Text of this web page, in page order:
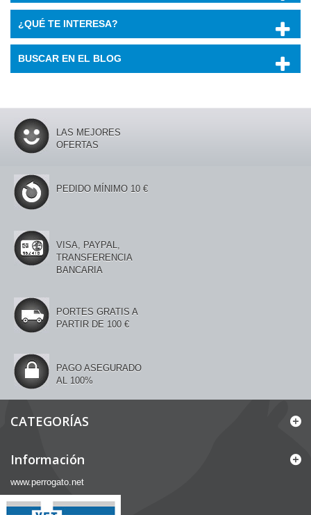
¿QUÉ TE INTERESA?
BUSCAR EN EL BLOG
LAS MEJORES
OFERTAS
PEDIDO MÍNIMO 10 €
VISA, PAYPAL,
TRANSFERENCIA
BANCARIA
PORTES GRATIS A
PARTIR DE 100 €
PAGO ASEGURADO
AL 100%
CATEGORÍAS
Información
www.perrogato.net